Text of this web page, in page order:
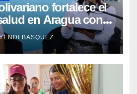
fortalece el
en Aragua con
del CDI La Mora
BASQUEZ